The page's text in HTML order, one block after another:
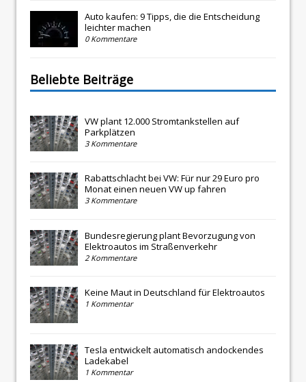
Auto kaufen: 9 Tipps, die die Entscheidung
leichter machen
0 Kommentare
Beliebte Beiträge
VW plant 12.000 Stromtankstellen auf
Parkplätzen
3 Kommentare
Rabattschlacht bei VW: Für nur 29 Euro pro
Monat einen neuen VW up fahren
3 Kommentare
Bundesregierung plant Bevorzugung von
Elektroautos im Straßenverkehr
2 Kommentare
Keine Maut in Deutschland für Elektroautos
1 Kommentar
Tesla entwickelt automatisch andockendes
Ladekabel
1 Kommentar